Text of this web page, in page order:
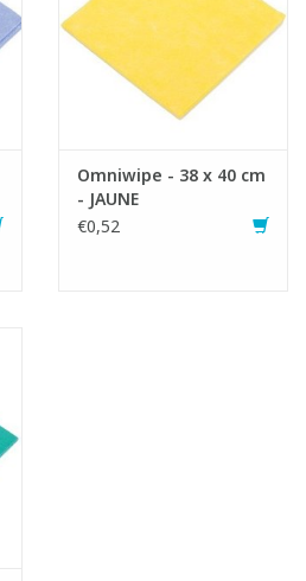
Omniwipe - 38 x 40 cm
- JAUNE
€0,52